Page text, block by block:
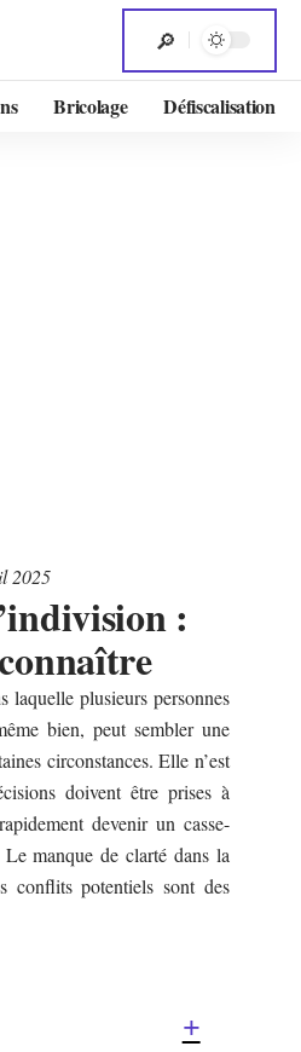
Bricolage Défiscalisation
2025
:
laquelle plusieurs personnes
bien, peut sembler une
circonstances. Elle n’est
doivent être prises à
devenir un casse-
manque de clarté dans la
conflits potentiels sont des